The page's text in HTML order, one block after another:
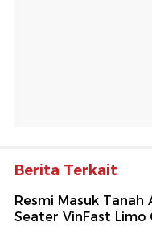
Berita Terkait
Resmi Masuk Tanah
Seater VinFast Limo